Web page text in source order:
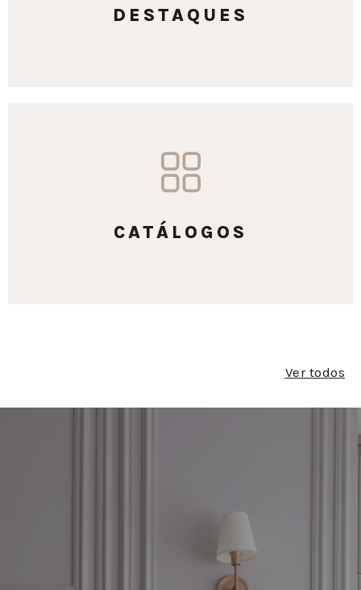
DESTAQUES
CATÁLOGOS
Ver todos